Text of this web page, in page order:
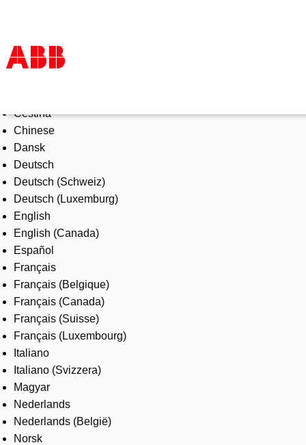
Products & Solutions
Industries
Services
About us
Where to buy
Contact us
Careers
Čeština
Chinese
Dansk
Deutsch
Deutsch (Schweiz)
Deutsch (Luxemburg)
English
English (Canada)
Español
Français
Français (Belgique)
Français (Canada)
Français (Suisse)
Français (Luxembourg)
Italiano
Italiano (Svizzera)
Magyar
Nederlands
Nederlands (België)
Norsk